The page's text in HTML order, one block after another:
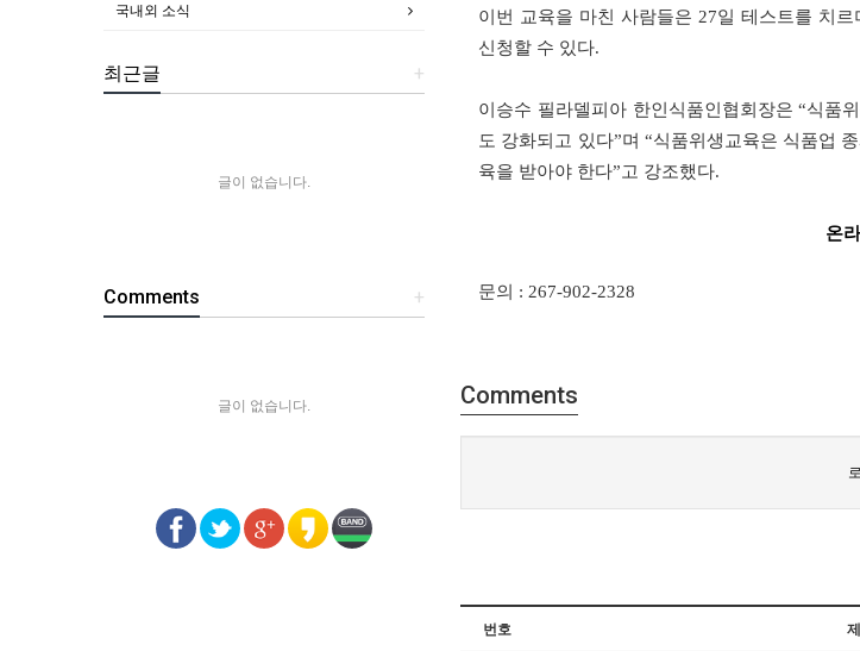
이번 교육을 마친 사람들은 27일 테스트를 치르
신청할 수 있다.
이승수 필라델피아 한인식품인협회장은 “식품
도 강화되고 있다”며 “식품위생교육은 식품업
육을 받아야 한다”고 강조했다.
온
문의 : 267-902-2328
Comments
번호
국내외 소식
+
최근글
글이 없습니다.
+
Comments
글이 없습니다.